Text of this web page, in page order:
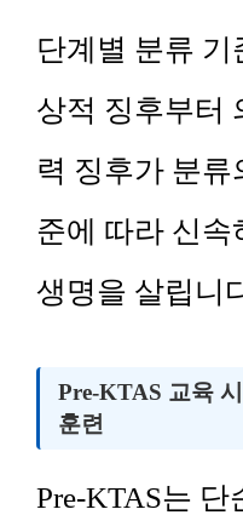
단계별 분류 기
상적 징후부터
력 징후가 분류
준에 따라 신속
생명을 살립니
Pre-KTAS 교육
훈련
Pre-KTAS는